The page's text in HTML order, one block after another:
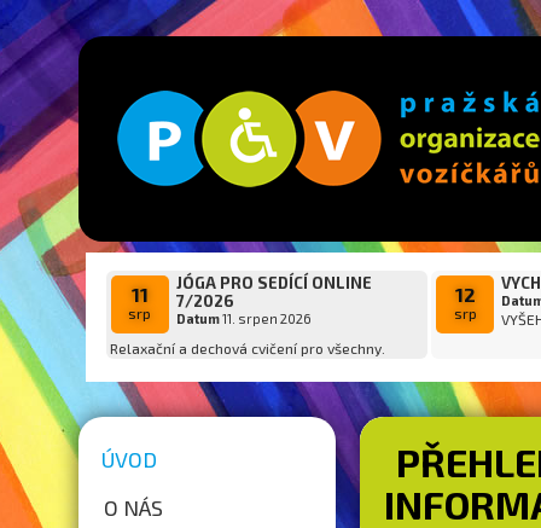
11
srp
JÓGA PRO SEDÍCÍ ONLINE
7/2026
Datum11. srpen 2026
Relaxační a dechová cvičení pro všechny.
12
srp
ÚVOD
O NÁS